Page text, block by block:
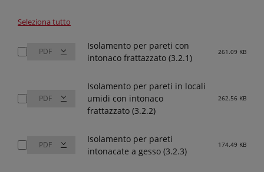
Seleziona tutto
Isolamento per pareti con
intonaco frattazzato (3.2.1)
261.09 KB
Isolamento per pareti in locali
umidi con intonaco
frattazzato (3.2.2)
262.56 KB
Isolamento per pareti
intonacate a gesso (3.2.3)
174.49 KB